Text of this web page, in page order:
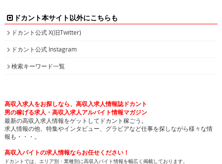
検索キーワード一覧
高収入求人をお探しなら、高収入求人情報誌ドカント
報も・・・。
高収入バイトの求人情報ならお任せください！
ドカントでは、エリア別・業種別に高収入バイト情報を幅広く掲載しております。
注目のピックアップ求人も定期的に更新して参りますので、是非チェックしてみてください。
ただけます。接客が好き！という方や、コツコツ集中するのが得意！等、自分の長所にあった業
種で高収入求人を探してみませんか？